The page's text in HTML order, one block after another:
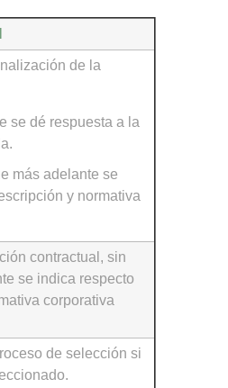
de la
se dé respuesta a la
más adelante se
y normativa
contractual, sin
se indica respecto
corporativa
de selección si